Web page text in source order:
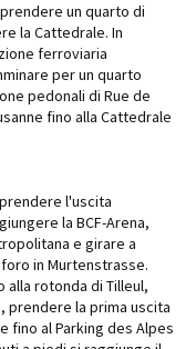
un quarto di
la Cattedrale. In
ferroviaria
per un quarto
pedonali di Rue de
fino alla Cattedrale
l'uscita
la BCF-Arena,
e girare a
in Murtenstrasse.
alla rotonda di Tilleul,
prendere la prima uscita
fino al Parking des Alpes